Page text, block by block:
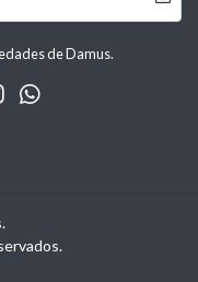
de Damus.